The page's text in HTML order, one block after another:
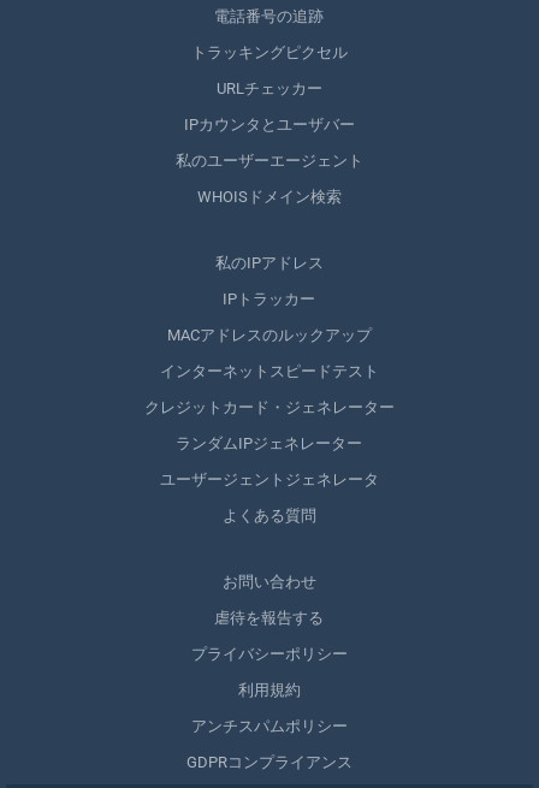
電話番号の追跡
トラッキングピクセル
URLチェッカー
IPカウンタとユーザバー
私のユーザーエージェント
WHOISドメイン検索
私のIPアドレス
IPトラッカー
MACアドレスのルックアップ
インターネットスピードテスト
クレジットカード・ジェネレーター
ランダムIPジェネレーター
ユーザージェントジェネレータ
よくある質問
お問い合わせ
虐待を報告する
プライバシーポリシー
利用規約
アンチスパムポリシー
GDPRコンプライアンス